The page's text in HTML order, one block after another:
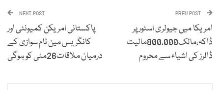
امریکا میں جیولری اسٹور پر
ڈاکہ،مالک800،000مالیت
ڈالرز کی اشیاء سے محروم
NEXT POST
پاکستانی امریکن کمیونٹی اور
کانگریس مین ٹام سوازی کے
درمیان ملاقات26مئی کو ہوگی